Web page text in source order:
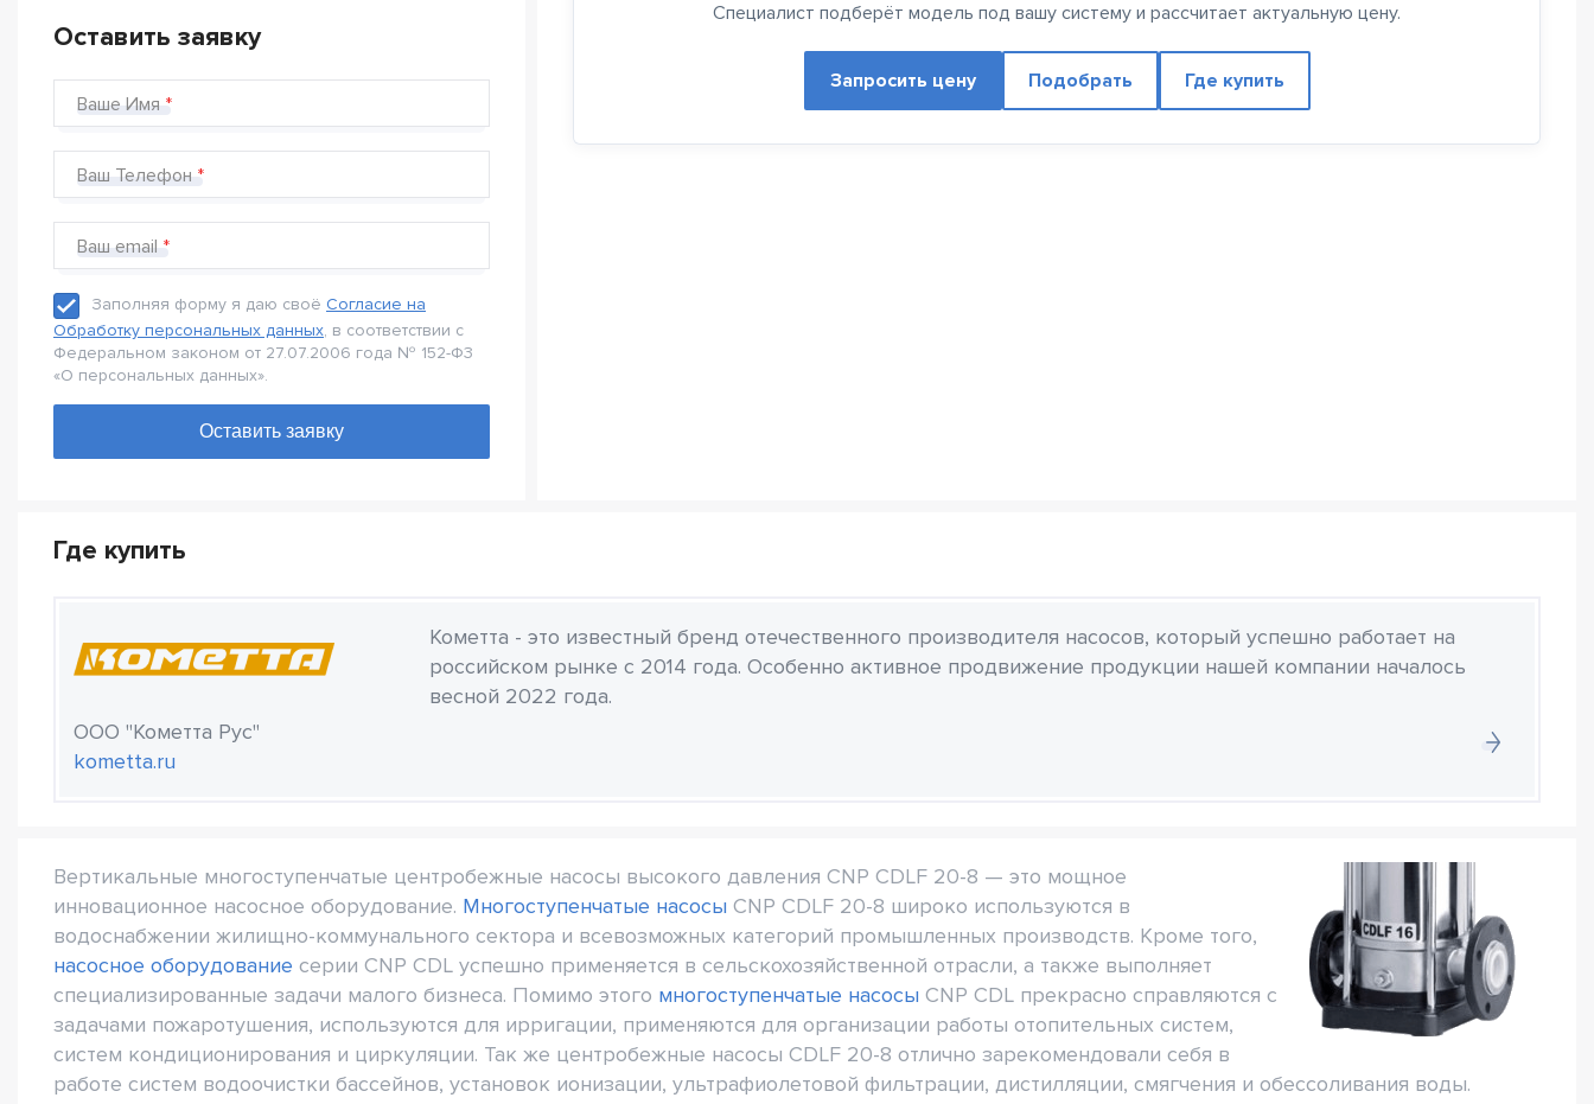
Оставить заявку
Ваше Имя
Ваш Телефон
Ваш email
Заполняя форму я даю своё Согласие на
Обработку персональных данных, в соответствии с
Федеральном законом от 27.07.2006 года № 152-Ф3
«О персональных данных».
Специалист подберёт модель под вашу систему и рассчитает актуальную цену.
Запросить цену Подобрать Где купить
Где купить
ООО "Кометта Рус"
kometta.ru
Кометта - это известный бренд отечественного производителя насосов, который успешно работает на
российском рынке с 2014 года. Особенно активное продвижение продукции нашей компании началось
весной 2022 года.
Вертикальные многоступенчатые центробежные насосы высокого давления CNP CDLF 20-8 — это мощное
инновационное насосное оборудование. Многоступенчатые насосы CNP CDLF 20-8 широко используются в
водоснабжении жилищно-коммунального сектора и всевозможных категорий промышленных производств. Кроме того,
насосное оборудование серии CNP CDL успешно применяется в сельскохозяйственной отрасли, а также выполняет
специализированные задачи малого бизнеса. Помимо этого многоступенчатые насосы CNP CDL прекрасно справляются с
задачами пожаротушения, используются для ирригации, применяются для организации работы отопительных систем,
систем кондиционирования и циркуляции. Так же центробежные насосы CDLF 20-8 отлично зарекомендовали себя в
работе систем водоочистки бассейнов, установок ионизации, ультрафиолетовой фильтрации, дистилляции, смягчения и обессоливания воды.